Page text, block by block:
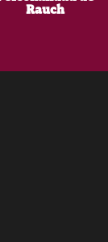
Rauch